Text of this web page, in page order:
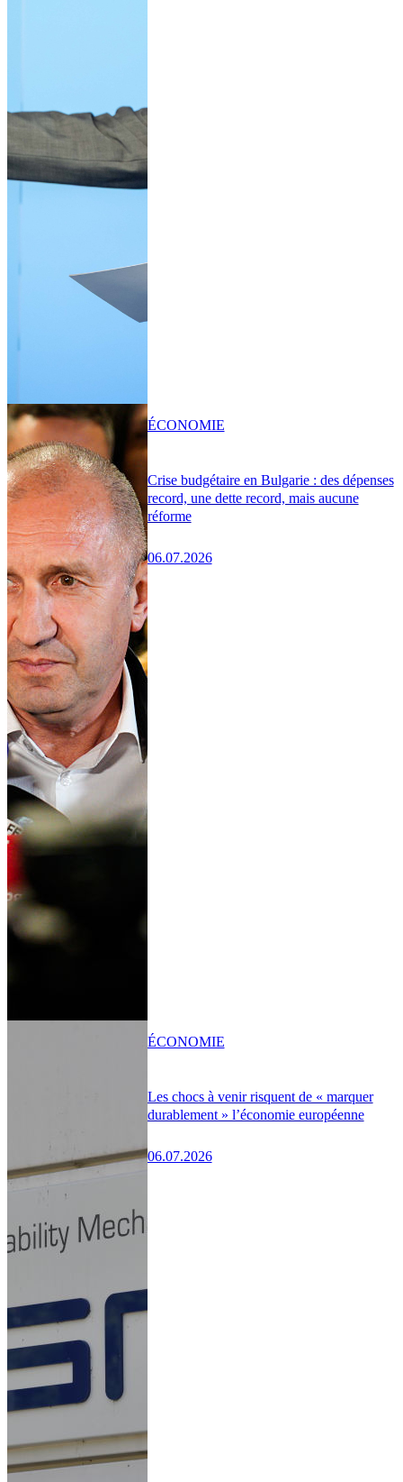
Crise budgétaire en Bulgarie : des dépenses
record, une dette record, mais aucune
réforme
06.07.2026
ÉCONOMIE
Les chocs à venir risquent de « marquer
durablement » l’économie européenne
06.07.2026
ÉCONOMIE